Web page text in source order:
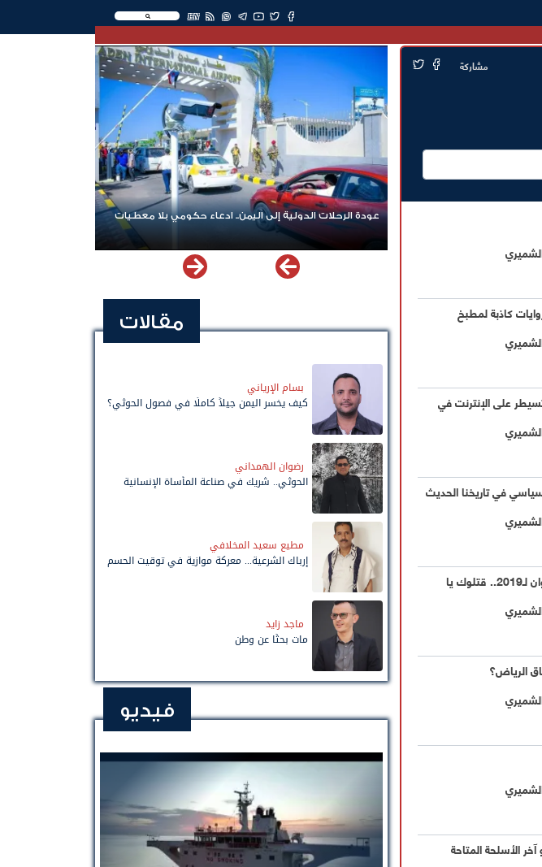
EN
مشاركة
كاذبة لمطبخ
على الإنترنت في
في تاريخنا الحديث
خاتمة جرائم الإخوان لـ2019.. قتلوك يا
الرياض؟
الأسلحة المتاحة
عودة الرحلات الدولية إلى اليمن.. ادعاء حكومي بلا معطيات
مقالات
بسام الإرياني
كيف يخسر اليمن جيلاً كاملًا في فصول الحوثي؟
رضوان الهمداني
الحوثي.. شريك في صناعة المأساة الإنسانية
مطيع سعيد المخلافي
إرباك الشرعية... معركة موازية في توقيت الحسم
ماجد زايد
مات بحثًا عن وطن
فيديو